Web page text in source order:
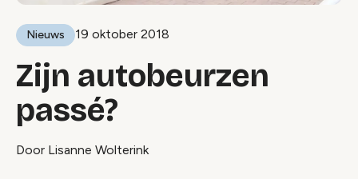
Nieuws 19 oktober 2018
Zijn autobeurzen
passé?
Door Lisanne Wolterink